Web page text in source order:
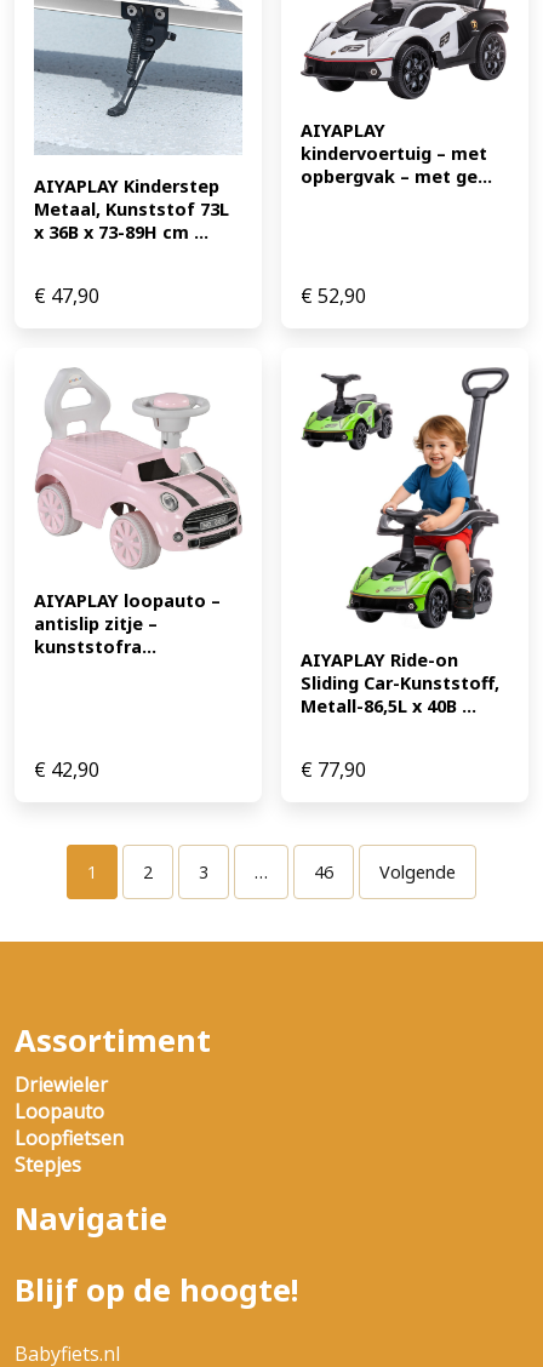
AIYAPLAY Kinderstep
Metaal, Kunststof 73L
x 36B x 73-89H cm ...
€ 47,90
AIYAPLAY
kindervoertuig – met
opbergvak – met ge...
€52,90
AIYAPLAY loopauto –
antislip zitje –
kunststofra...
€ 42,90
AIYAPLAY Ride-on
Sliding Car-Kunststoff,
Metall-86,5L x 40B ...
€ 77,90
1 2 3 … 46 Volgende
Assortiment
Driewieler
Loopauto
Loopfietsen
Stepjes
Navigatie
Blijf op de hoogte!
Babyfiets.nl